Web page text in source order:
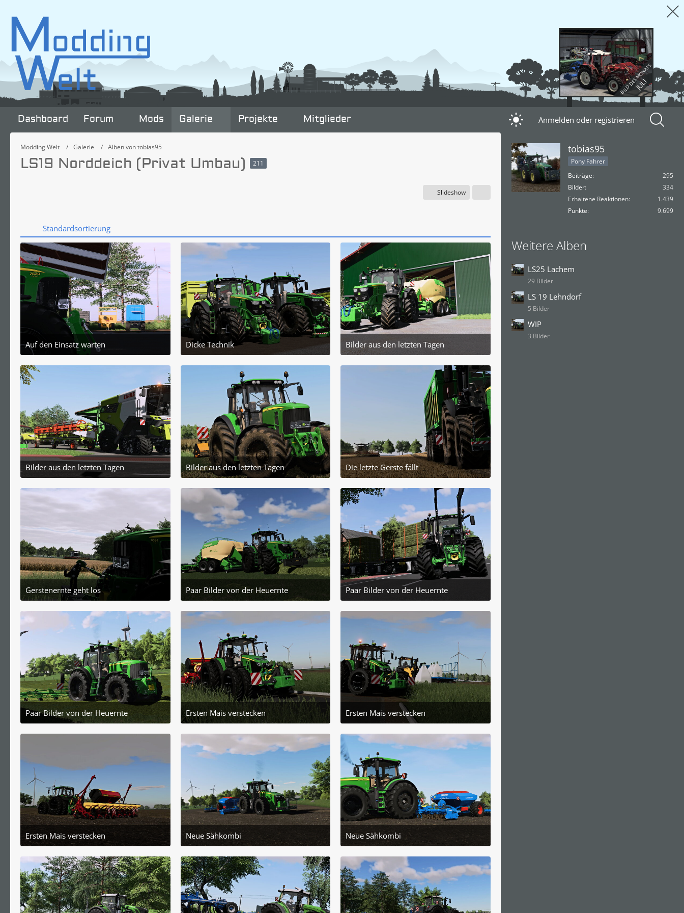
BILD DES MONATS
JULI
Dashboard Forum Mods Galerie Projekte Mitglieder Anmelden oder registrieren
Modding Welt Galerie Alben von tobias95
LS19 Norddeich (Privat Umbau) 211
Slideshow
Standardsortierung
Auf den Einsatz warten
9. August 2025 um 21:03
Dicke Technik
24. Juli 2025 um 20:04
1
Bilder aus den letzten Tagen
23. Juli 2025 um 21:43
3
Bilder aus den letzten Tagen
23. Juli 2025 um 21:43
2
Bilder aus den letzten Tagen
23. Juli 2025 um 21:43
2
Die letzte Gerste fällt
12. Juli 2025 um 14:28
1
Gerstenernte geht los
3. Juli 2025 um 17:48
1
Paar Bilder von der Heuernte
1. Juli 2025 um 19:04
1
Paar Bilder von der Heuernte
1. Juli 2025 um 19:04
1
Paar Bilder von der Heuernte
1. Juli 2025 um 19:04
2
Ersten Mais verstecken
11. Juni 2025 um 18:41
2
Ersten Mais verstecken
11. Juni 2025 um 18:41
1
Ersten Mais verstecken
11. Juni 2025 um 18:41
2
Neue Sähkombi
31. Mai 2025 um 18:52
1
Neue Sähkombi
31. Mai 2025 um 18:52
1
tobias95
Pony Fahrer
Beiträge
295
Bilder
334
Erhaltene Reaktionen
1.439
Punkte
9.699
Weitere Alben
LS25 Lachem
29 Bilder
LS 19 Lehndorf
5 Bilder
WIP
3 Bilder